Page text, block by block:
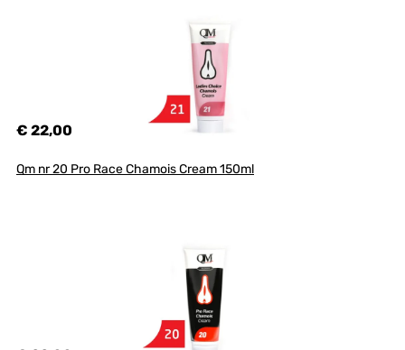
€ 22,00
Qm nr 20 Pro Race Chamois Cream 150ml